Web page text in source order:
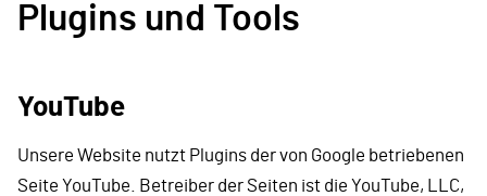
Plugins und Tools
YouTube
Unsere Website nutzt Plugins der von Google betriebenen
Seite YouTube. Betreiber der Seiten ist die YouTube, LLC,